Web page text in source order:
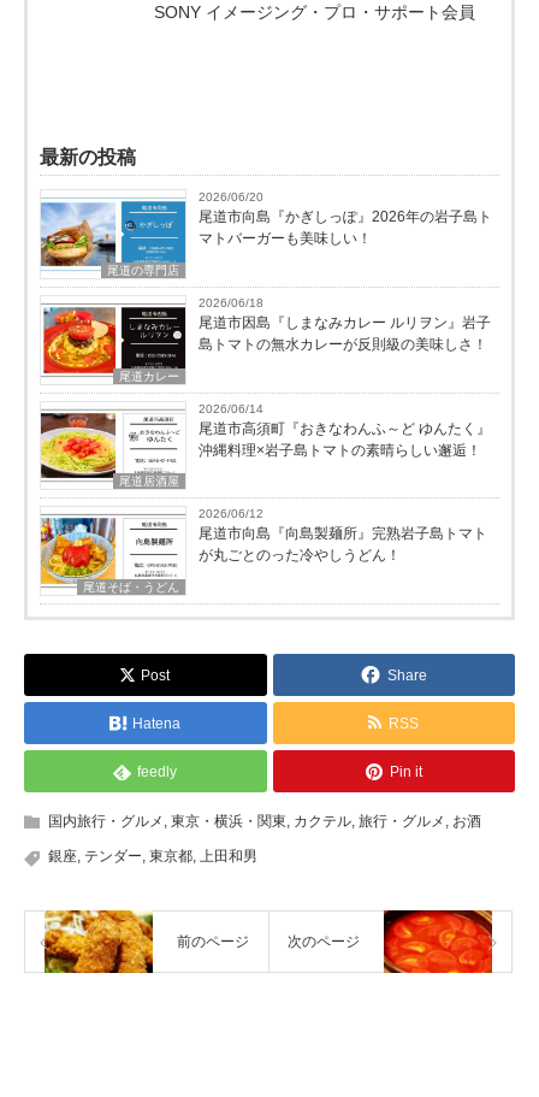
SONY イメージング・プロ・サポート会員
最新の投稿
尾道の専門店
2026/06/20
尾道市向島『かぎしっぽ』2026年の岩子島ト
マトバーガーも美味しい！
尾道カレー
2026/06/18
尾道市因島『しまなみカレー ルリヲン』岩子
島トマトの無水カレーが反則級の美味しさ！
尾道居酒屋
2026/06/14
尾道市高須町『おきなわんふ～ど ゆんたく』
沖縄料理×岩子島トマトの素晴らしい邂逅！
尾道そば・うどん
2026/06/12
尾道市向島『向島製麺所』完熟岩子島トマト
が丸ごとのった冷やしうどん！
Post Share
Hatena RSS
feedly Pin it
国内旅行・グルメ , 東京・横浜・関東, カクテル, 旅行・グルメ , お酒
銀座, テンダー, 東京都, 上田和男
前のページ 次のページ